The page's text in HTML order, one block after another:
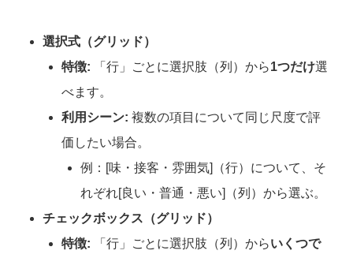
選択式（グリッド）
特徴: 「行」ごとに選択肢（列）から1つだけ選
べます。
利用シーン: 複数の項目について同じ尺度で評
価したい場合。
例：[味・接客・雰囲気]（行）について、そ
れぞれ[良い・普通・悪い]（列）から選ぶ。
チェックボックス（グリッド）
特徴: 「行」ごとに選択肢（列）からいくつで